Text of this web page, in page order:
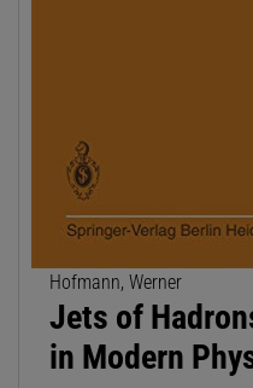
Hofmann, Werner
Jets of
in Modern